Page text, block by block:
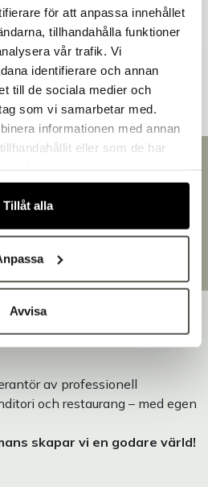
för att anpassa innehållet
tillhandahålla funktioner
vår trafik. Vi
identifierare och annan
till de sociala medier och
som vi samarbetar med.
informationen med annan
eller som de har
Tillåt alla
Avvisa
även på
i Småland
av professionell
och restaurang – med egen
skapar vi en godare värld!
till Bakers!
eller privatperson?
som privatperson